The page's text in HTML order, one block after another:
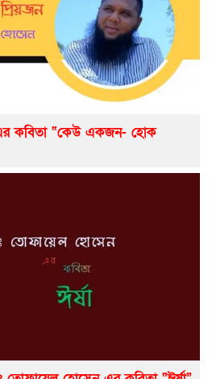
কবিতা “কেউ একজন- হোক